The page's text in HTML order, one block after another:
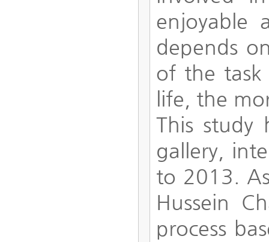
enjoyable
depends
of the task
life, the
This study
gallery,
to 2013.
Hussein
process